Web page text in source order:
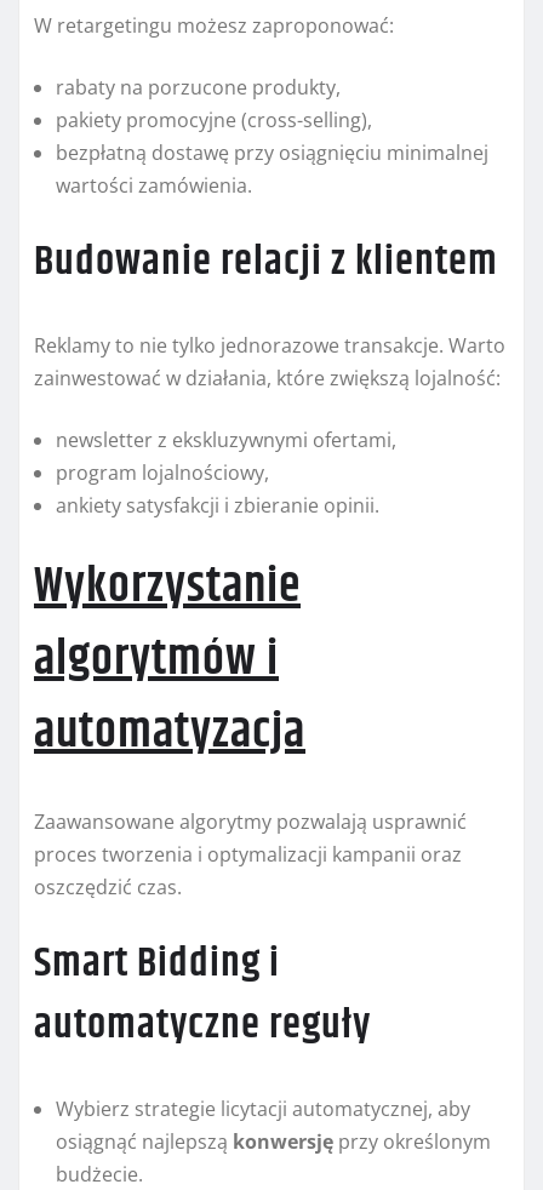
W retargetingu możesz zaproponować:
rabaty na porzucone produkty,
pakiety promocyjne (cross-selling),
bezpłatną dostawę przy osiągnięciu minimalnej
wartości zamówienia.
Budowanie relacji z klientem
Reklamy to nie tylko jednorazowe transakcje. Warto
zainwestować w działania, które zwiększą lojalność:
newsletter z ekskluzywnymi ofertami,
program lojalnościowy,
ankiety satysfakcji i zbieranie opinii.
Wykorzystanie
algorytmów i
automatyzacja
Zaawansowane algorytmy pozwalają usprawnić
proces tworzenia i optymalizacji kampanii oraz
oszczędzić czas.
Smart Bidding i
automatyczne reguły
Wybierz strategie licytacji automatycznej, aby
osiągnąć najlepszą konwersję przy określonym
budżecie.